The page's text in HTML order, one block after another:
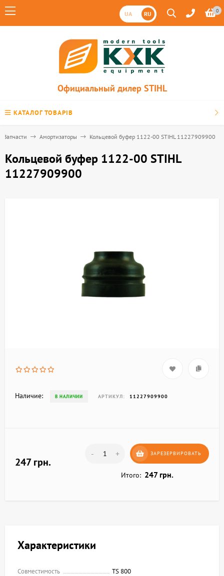
UA RU 0
Официальный дилер STIHL
КАТАЛОГ ТОВАРІВ
Запчасти Амортизаторы Кольцевой буфер 1122-00 STIHL 11227909900
Кольцевой буфер 1122-00 STIHL
11227909900
Наличие: В НАЛИЧИИ АРТИКУЛ: 11227909900
247 грн.
- + ЗАРЕЗЕРВИРОВАТЬ
Итого: 247 грн.
Характеристики
Совместимость TS 800